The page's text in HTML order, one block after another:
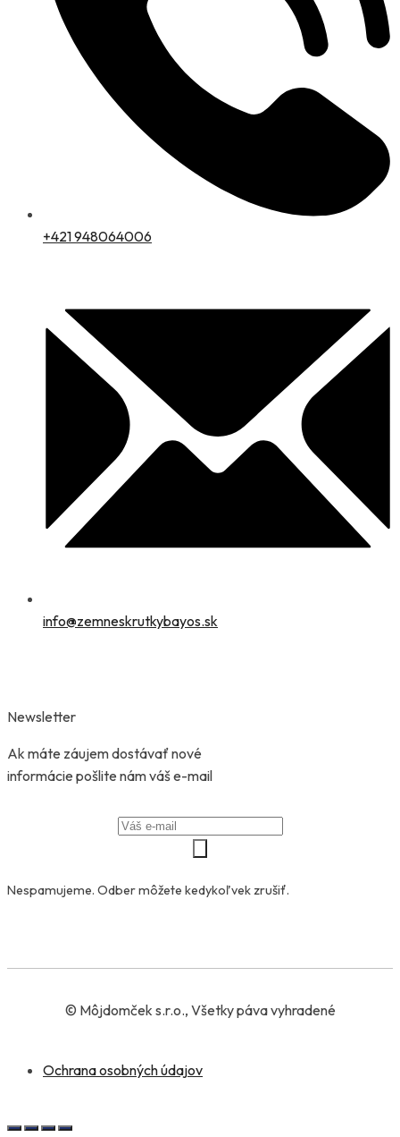
+421 948064006
info@zemneskrutkybayos.sk
Newsletter
Ak máte záujem dostávať nové
informácie pošlite nám váš e-mail
Nespamujeme. Odber môžete kedykoľvek zrušiť.
© Môjdomček s.r.o., Všetky páva vyhradené
Ochrana osobných údajov